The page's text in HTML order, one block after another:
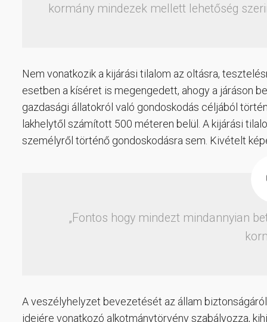
kormány mindezek mellett lehetőség
Nem vonatkozik a kijárási tilalom az oltásra,
esetben a kíséret is megengedett, ahogy a járáson
gazdasági állatokról való gondoskodás céljából
lakhelytől számított 500 méteren belül. A kijárási
személyről történő gondoskodásra sem. Kivételt
„Fontos hogy mindezt mindannyian
A veszélyhelyzet bevezetését az állam
idejére vonatkozó alkotmánytörvény szabályozza,